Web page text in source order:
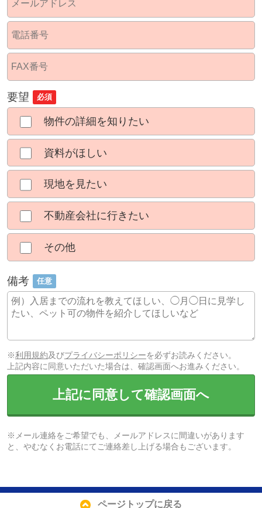
要望 必須
物件の詳細を知りたい
資料がほしい
現地を見たい
不動産会社に行きたい
その他
備考 任意
※利用規約及びプライバシーポリシーを必ずお読みください。
上記内容に同意いただいた場合は、確認画面へお進みください。
上記に同意して確認画面へ
※メール連絡をご希望でも、メールアドレスに間違いがあります
と、やむなくお電話にてご連絡差し上げる場合もございます。
ページトップに戻る